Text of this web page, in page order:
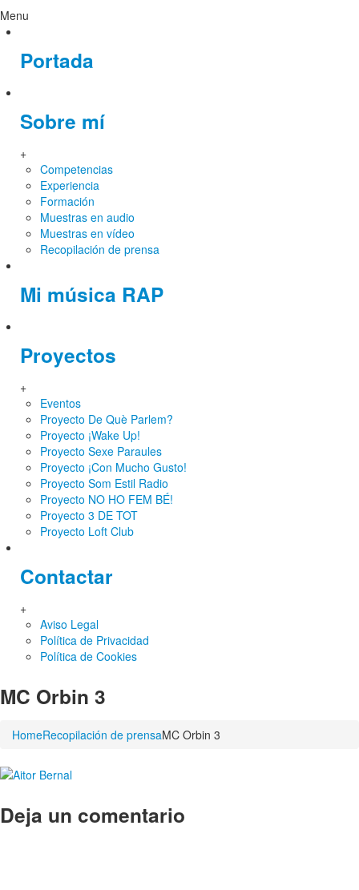
Menu
Portada
Sobre mí
+
Competencias
Experiencia
Formación
Muestras en audio
Muestras en vídeo
Recopilación de prensa
Mi música RAP
Proyectos
+
Eventos
Proyecto De Què Parlem?
Proyecto ¡Wake Up!
Proyecto Sexe Paraules
Proyecto ¡Con Mucho Gusto!
Proyecto Som Estil Radio
Proyecto NO HO FEM BÉ!
Proyecto 3 DE TOT
Proyecto Loft Club
Contactar
+
Aviso Legal
Política de Privacidad
Política de Cookies
MC Orbin 3
HomeRecopilación de prensaMC Orbin 3
Deja un comentario